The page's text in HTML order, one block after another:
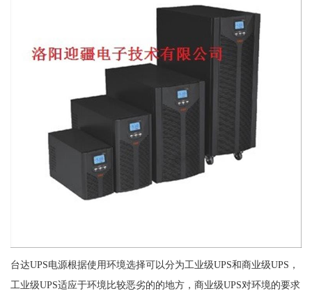
台达UPS电源根据使用环境选择可以分为工业级UPS和商业级UPS，
工业级UPS适应于环境比较恶劣的的地方，商业级UPS对环境的要求